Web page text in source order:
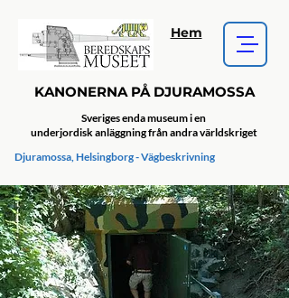
KANONERNA PÅ DJURAMOSSA
Djuramossa, Helsingborg - Vägbeskrivning
Sveriges enda museum i en
underjordisk anläggning från andra världskriget
Hem